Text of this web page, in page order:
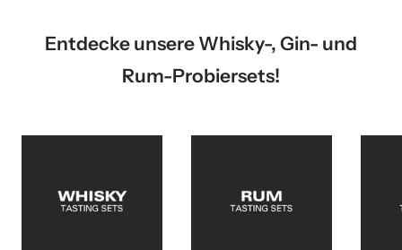
Entdecke unsere Whisky-, Gin- und
Rum-Probiersets!